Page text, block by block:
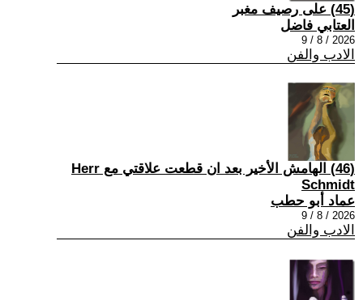
(45) على رصيف مغبر
العتابي فاضل
2026 / 8 / 9
الادب والفن
(46) الهامش الأخير بعد ان قطعت علاقتي مع Herr
Schmidt
عماد أبو حطب
2026 / 8 / 9
الادب والفن